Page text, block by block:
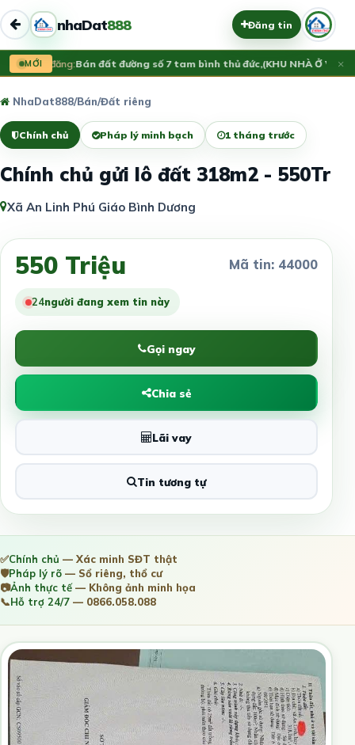
nhaDat888 Đăng tin
MỚI
Vừa đăng:Bán đất đường số 7 tam bình thủ đức,(KHU NHÀ Ở VẠN×
NhaDat888/Bán/Đất riêng
Chính chủ Pháp lý minh bạch 1 tháng trước
Chính chủ gửi lô đất 318m2 - 550Tr
Xã An Linh Phú Giáo Bình Dương
550 Triệu Mã tin: 44000
24người đang xem tin này
Gọi ngay
Chia sẻ
Lãi vay
Tin tương tự
✅Chính chủ — Xác minh SĐT thật
🛡️Pháp lý rõ — Sổ riêng, thổ cư
📷Ảnh thực tế— Không ảnh minh họa
📞Hỗ trợ 24/7 — 0866.058.088